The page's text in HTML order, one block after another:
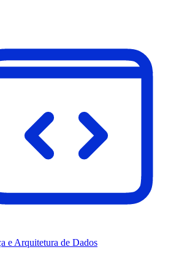
e Arquitetura de Dados